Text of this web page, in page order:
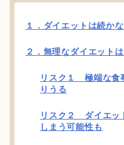
１．ダイエットは続か
２．無理なダイエット
リスク１ 極端な食
りうる
リスク２ ダイエッ
しまう可能性も